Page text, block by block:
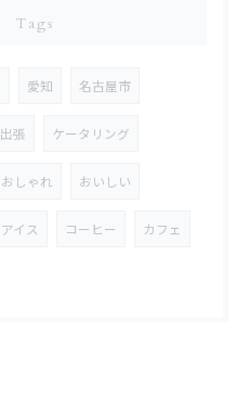
Tags
愛知 名古屋市
出張 ケータリング
おしゃれ おいしい
アイス コーヒー カフェ